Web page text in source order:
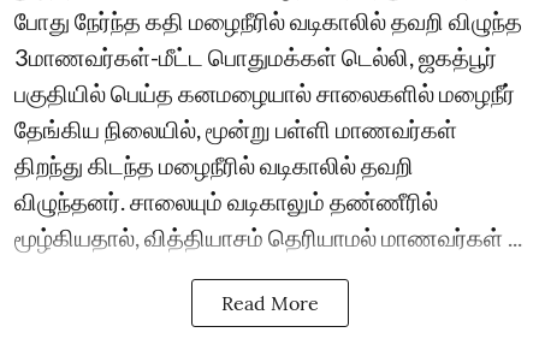
போது நேர்ந்த கதி மழைநீரில் வடிகாலில் தவறி விழுந்த
3மாணவர்கள்-மீட்ட பொதுமக்கள் டெல்லி, ஜகத்பூர்
பகுதியில் பெய்த கனமழையால் சாலைகளில் மழைநீர்
தேங்கிய நிலையில், மூன்று பள்ளி மாணவர்கள்
திறந்து கிடந்த மழைநீரில் வடிகாலில் தவறி
விழுந்தனர். சாலையும் வடிகாலும் தண்ணீரில்
மூழ்கியதால், வித்தியாசம் தெரியாமல் மாணவர்கள் ...
Read More